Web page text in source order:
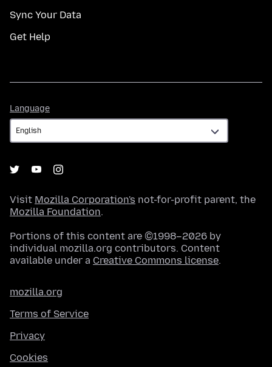
Sync Your Data
Get Help
Language
Visit Mozilla Corporation's not-for-profit parent, the
Mozilla Foundation.
Portions of this content are ©1998–2026 by
individual mozilla.org contributors. Content
available under a Creative Commons license.
mozilla.org
Terms of Service
Privacy
Cookies